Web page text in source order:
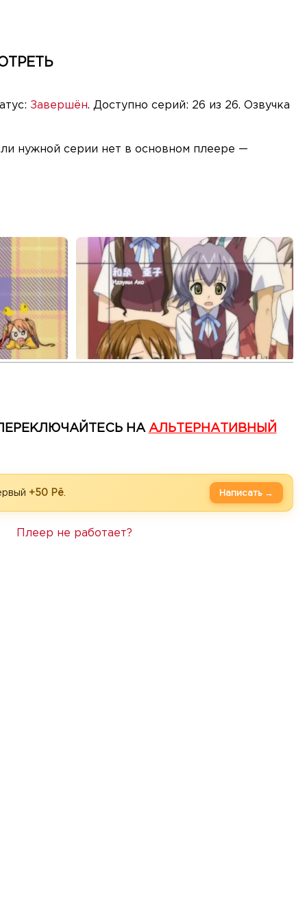
Завершён. Доступно серий: 26 из 26. Озвучка
нужной серии нет в основном плеере —
НА АЛЬТЕРНАТИВНЫЙ
+50 Рё Написать →
Плеер не работает?